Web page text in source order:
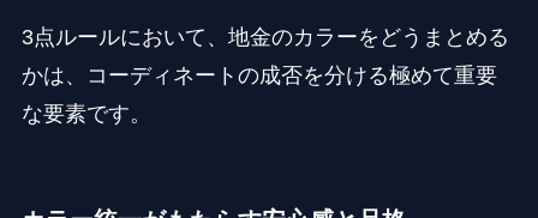
3点ルールにおいて、地金のカラーをどうまとめる
かは、コーディネートの成否を分ける極めて重要
な要素です。